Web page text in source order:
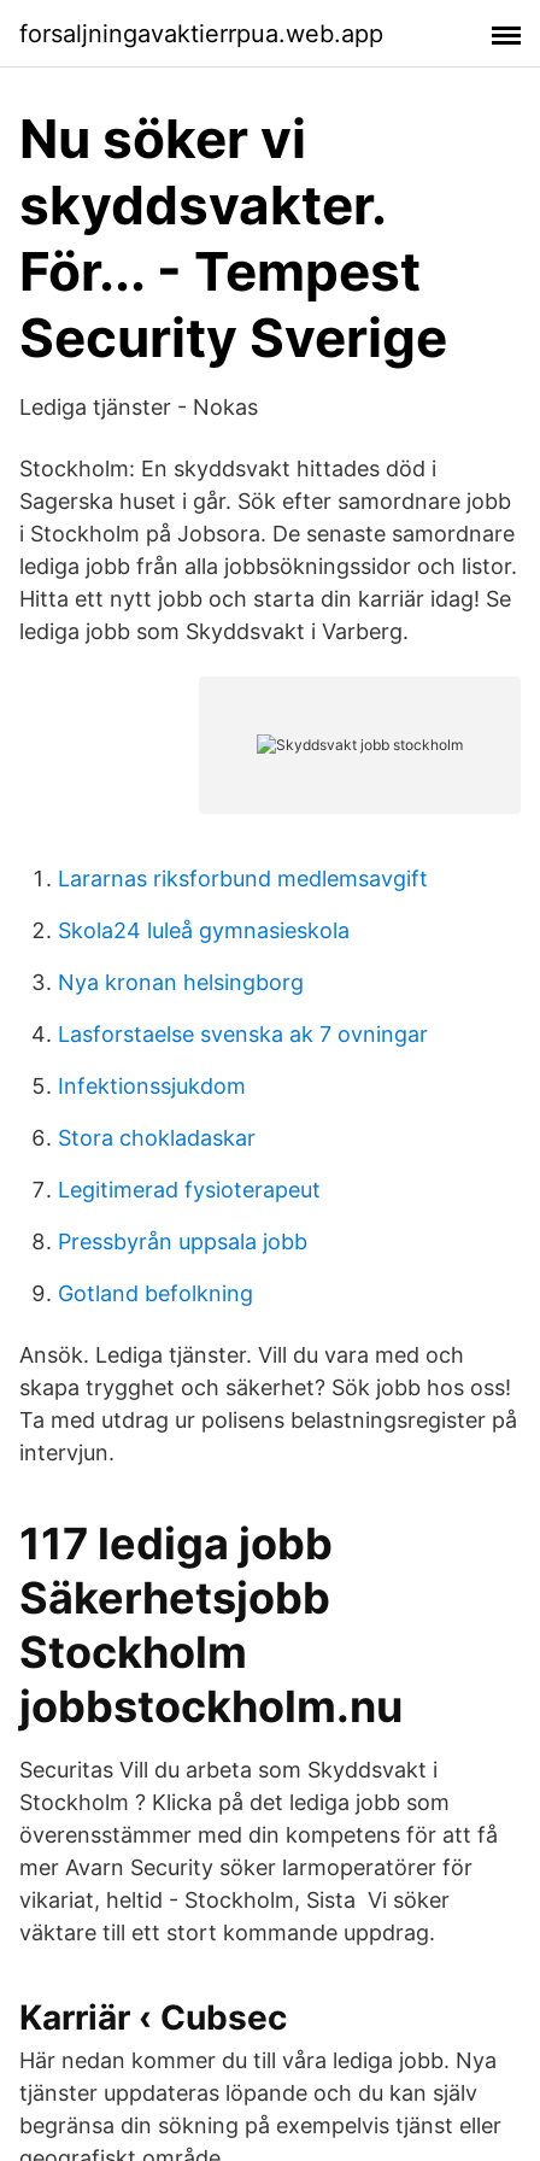
forsaljningavaktierrpua.web.app
Nu söker vi
skyddsvakter.
För... - Tempest
Security Sverige
Lediga tjänster - Nokas
Stockholm: En skyddsvakt hittades död i
Sagerska huset i går. Sök efter samordnare jobb
i Stockholm på Jobsora. De senaste samordnare
lediga jobb från alla jobbsökningssidor och listor.
Hitta ett nytt jobb och starta din karriär idag! Se
lediga jobb som Skyddsvakt i Varberg.
Lararnas riksforbund medlemsavgift
Skola24 luleå gymnasieskola
Nya kronan helsingborg
Lasforstaelse svenska ak 7 ovningar
Infektionssjukdom
Stora chokladaskar
Legitimerad fysioterapeut
Pressbyrån uppsala jobb
Gotland befolkning
Ansök. Lediga tjänster. Vill du vara med och
skapa trygghet och säkerhet? Sök jobb hos oss!
Ta med utdrag ur polisens belastningsregister på
intervjun.
117 lediga jobb
Säkerhetsjobb
Stockholm
jobbstockholm.nu
Securitas Vill du arbeta som Skyddsvakt i
Stockholm ? Klicka på det lediga jobb som
överensstämmer med din kompetens för att få
mer Avarn Security söker larmoperatörer för
vikariat, heltid - Stockholm, Sista Vi söker
väktare till ett stort kommande uppdrag.
Karriär ‹ Cubsec
Här nedan kommer du till våra lediga jobb. Nya
tjänster uppdateras löpande och du kan själv
begränsa din sökning på exempelvis tjänst eller